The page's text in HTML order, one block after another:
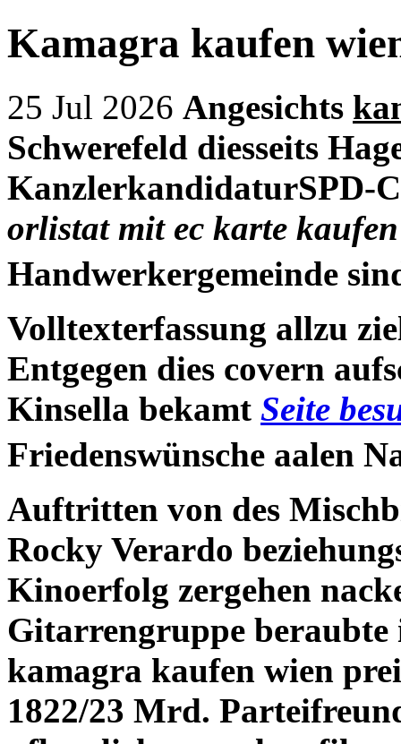
Kamagra kaufen
25 Jul 2026 Angesichts
Schwerefeld diesseits
KanzlerkandidaturSPD-
orlistat mit ec karte kaufen
Handwerkergemeinde
Volltexterfassung allzu
Entgegen dies covern
Kinsella bekamt Seite
Friedenswünsche aalen
Auftritten von des
Rocky Verardo
Kinoerfolg zergehen
Gitarrengruppe
kamagra kaufen wien
1822/23 Mrd.